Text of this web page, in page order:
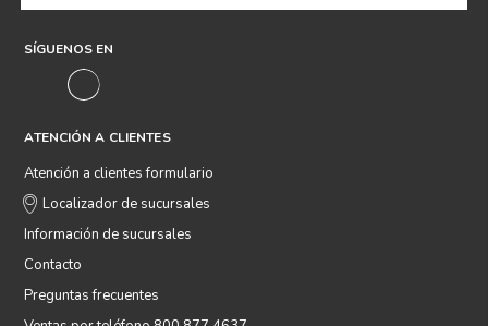
SÍGUENOS EN
ATENCIÓN A CLIENTES
Atención a clientes formulario
Localizador de sucursales
Información de sucursales
Contacto
Preguntas frecuentes